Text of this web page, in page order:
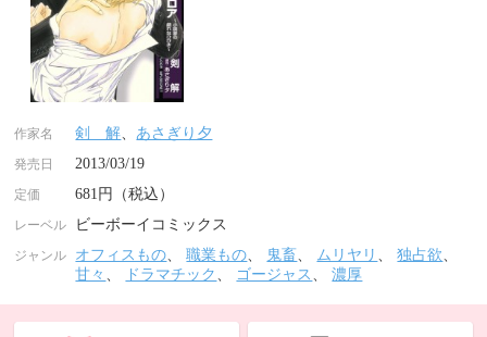
作家名 剣 解、 あさぎり夕
発売日 2013/03/19
定価 681円（税込）
レーベル ビーボーイコミックス
ジャンル オフィスもの、職業もの、 鬼畜、 ムリヤリ 、独占欲、
甘々 、 ドラマチック 、 ゴージャス 、濃厚